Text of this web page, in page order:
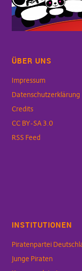
ÜBER UNS
Impressum
Datenschutzerklärung
Credits
CC BY-SA 3.0
RSS Feed
INSTITUTIONEN
Piratenpartei
Junge Piraten